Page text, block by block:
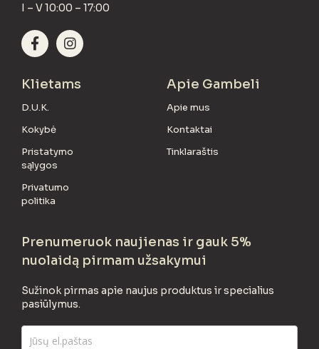
I – V 10:00 – 17:00
Klietams
D.U.K.
Kokybė
Pristatymo
sąlygos
Privatumo
politika
Apie Gambeli
Apie mus
Kontaktai
Tinklaraštis
Prenumeruok naujienas ir gauk 5%
nuolaidą pirmam užsakymui
Sužinok pirmas apie naujus produktus ir specialius
pasiūlymus.